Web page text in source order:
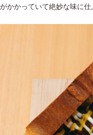
がかかっていて絶妙な味に仕